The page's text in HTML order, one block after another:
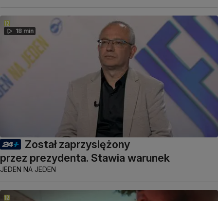
18 min
Został zaprzysiężony
przez prezydenta. Stawia warunek
JEDEN NA JEDEN